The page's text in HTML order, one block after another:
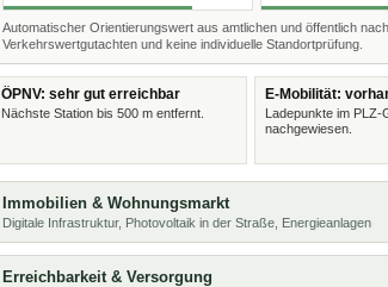
Automatischer Orientierungswert aus amtlichen und öffentlich
Verkehrswertgutachten und keine individuelle Standortprüfung.
ÖPNV: sehr gut erreichbar
Nächste Station bis 500 m entfernt.
E-Mobilität:
Ladepunkte im PLZ-
nachgewiesen.
Immobilien & Wohnungsmarkt
Digitale Infrastruktur, Photovoltaik in der Straße, Energieanlagen
Erreichbarkeit & Versorgung